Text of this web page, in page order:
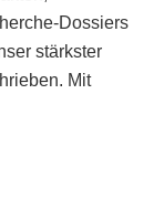
Dossiers
stärkster
Mit